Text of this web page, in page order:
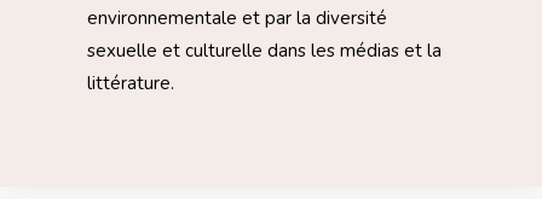
environnementale et par la diversité
sexuelle et culturelle dans les médias et la
littérature.